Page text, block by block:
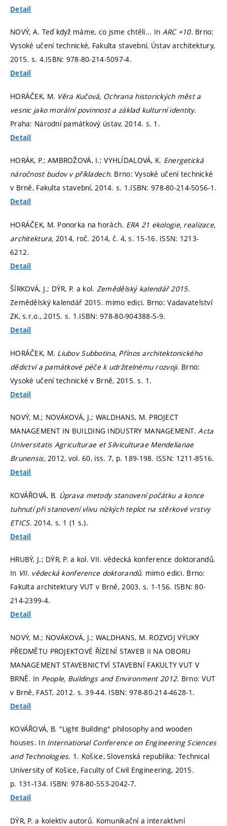
Detail
NOVÝ, A. Teď když máme, co jsme chtěli... In ARC +10. Brno:
Vysoké učení technické, Fakulta stavební, Ústav architektury,
2015. s. 4.ISBN: 978-80-214-5097-4.
Detail
HORÁČEK, M. Věra Kučová, Ochrana historických měst a
vesnic jako morální povinnost a základ kulturní identity.
Praha: Národní památkový ústav, 2014. s. 1.
Detail
HORÁK, P.; AMBROŽOVÁ, I.; VYHLÍDALOVÁ, K. Energetická
náročnost budov v příkladech. Brno: Vysoké učení technické
v Brně, Fakulta stavební, 2014. s. 1.ISBN: 978-80-214-5056-1.
Detail
HORÁČEK, M. Ponorka na horách. ERA 21 ekologie, realizace,
architektura, 2014, roč. 2014, č. 4,s. 15-16. ISSN: 1213-
6212.
Detail
ŠÍRKOVÁ, J.; DÝR, P. a kol. Zemědělský kalendář 2015.
Zemědělský kalendář 2015. mimo edici. Brno: Vadavatelství
ZK, s.r.o., 2015.s. 1.ISBN: 978-80-904388-5-9.
Detail
HORÁČEK, M. Liubov Subbotina, Přínos architektonického
dědictví a památkové péče k udržitelnému rozvoji. Brno:
Vysoké učení technické v Brně, 2015.s. 1.
Detail
NOVÝ, M.; NOVÁKOVÁ, J.; WALDHANS, M. PROJECT
MANAGEMENT IN BUILDING INDUSTRY MANAGEMENT.Acta
Universitatis Agriculturae et Silviculturae Mendelianae
Brunensis,2012, vol. 60, iss. 7, p. 189-198. ISSN: 1211-8516.
Detail
KOVÁŘOVÁ, B. Úprava metody stanovení počátku a konce
tuhnutí při stanovení vlivu nízkých teplot na stěrkové vrstvy
ETICS. 2014. s. 1 (1 s.).
Detail
HRUBÝ, J.; DÝR, P. a kol. VII. vědecká konference doktorandů.
In VII. vědecká konference doktorandů. mimo edici. Brno:
Fakulta architektury VUT v Brně, 2003. s. 1-156. ISBN: 80-
214-2399-4.
Detail
NOVÝ, M.; NOVÁKOVÁ, J.; WALDHANS, M. ROZVOJ VÝUKY
PŘEDMĚTU PROJEKTOVÉ ŘÍZENÍ STAVEB II NA OBORU
MANAGEMENT STAVEBNICTVÍ STAVEBNÍ FAKULTY VUT V
BRNĚ. In People, Buildings and Environment 2012. Brno: VUT
v Brně, FAST, 2012. s. 39-44. ISBN: 978-80-214-4628-1.
Detail
KOVÁŘOVÁ, B. "Light Building" philosophy and wooden
houses. In International Conference on Engineering Sciences
and Technologies. 1. Košice, Slovenská republika: Technical
University of Košice, Faculty of Civil Engineering, 2015.
p. 131-134. ISBN: 978-80-553-2042-7.
Detail
DÝR, P. a kolektiv autorů. Komunikační a interaktivní